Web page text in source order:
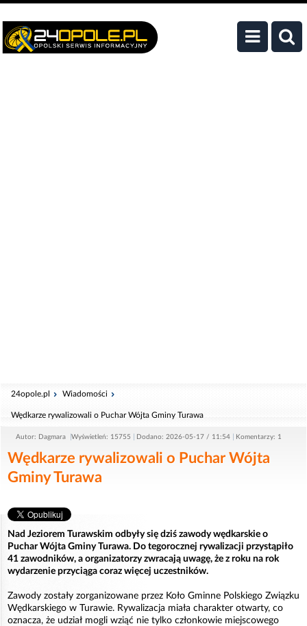
24opole.pl Wiadomości
Wędkarze rywalizowali o Puchar Wójta Gminy Turawa
Autor: Dagmara Wyświetleń: 15755 Dodano: 2026-05-17 / 11:54 Komentarzy: 1
Wędkarze rywalizowali o Puchar Wójta
Gminy Turawa
Nad Jeziorem Turawskim odbyły się dziś zawody wędkarskie o
Puchar Wójta Gminy Turawa. Do tegorocznej rywalizacji przystąpiło
41 zawodników, a organizatorzy zwracają uwagę, że z roku na rok
wydarzenie przyciąga coraz więcej uczestników.
Zawody zostały zorganizowane przez Koło Gminne Polskiego Związku
Wędkarskiego w Turawie. Rywalizacja miała charakter otwarty, co
oznacza, że udział mogli wziąć nie tylko członkowie miejscowego